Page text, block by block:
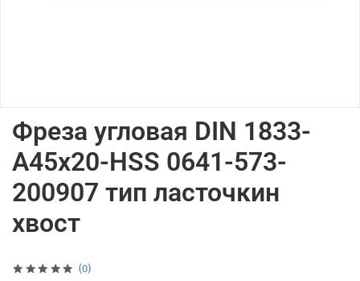
(0)
Фреза угловая DIN 1833-
A45x20-HSS 0641-573-
200907 тип ласточкин
хвост